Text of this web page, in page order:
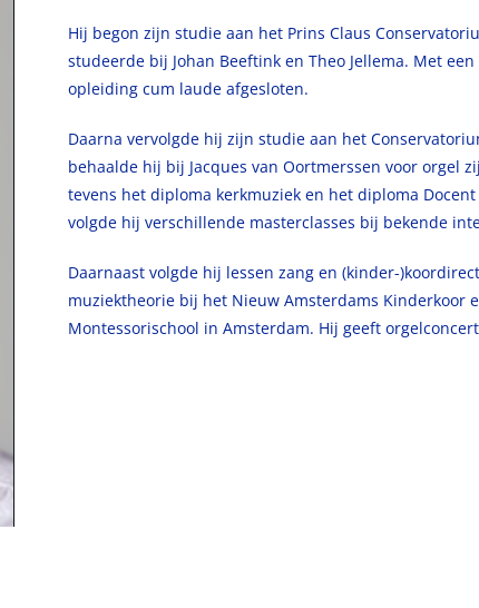
Hij begon zijn studie aan het Prins Claus
studeerde bij Johan Beeftink en Theo Jellema. Met
opleiding cum laude afgesloten.
Daarna vervolgde hij zijn studie aan het
behaalde hij bij Jacques van Oortmerssen voor orgel
tevens het diploma kerkmuziek en het diploma
volgde hij verschillende masterclasses bij bekende
Daarnaast volgde hij lessen zang en (kinder-
muziektheorie bij het Nieuw Amsterdams Kinderkoor
Montessorischool in Amsterdam. Hij geeft